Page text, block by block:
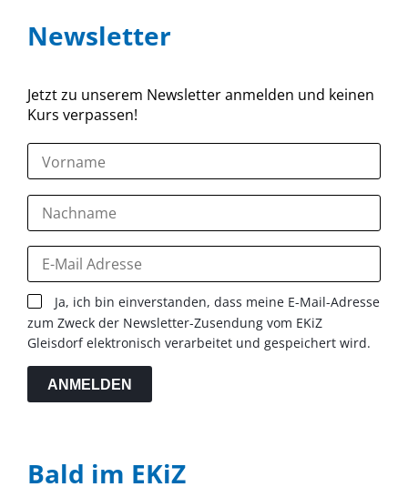
Newsletter
Jetzt zu unserem Newsletter anmelden und keinen
Kurs verpassen!
Ja, ich bin einverstanden, dass meine E-Mail-Adresse
zum Zweck der Newsletter-Zusendung vom EKiZ
Gleisdorf elektronisch verarbeitet und gespeichert wird.
ANMELDEN
Bald im EKiZ